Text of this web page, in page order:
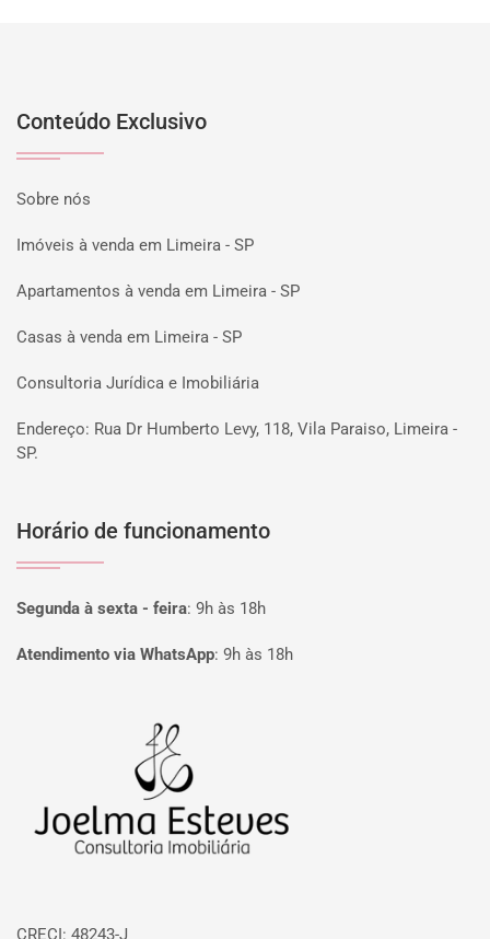
Conteúdo Exclusivo
Sobre nós
Imóveis à venda em Limeira - SP
Apartamentos à venda em Limeira - SP
Casas à venda em Limeira - SP
Consultoria Jurídica e Imobiliária
Endereço: Rua Dr Humberto Levy, 118, Vila Paraiso, Limeira -
SP.
Horário de funcionamento
Segunda à sexta - feira: 9h às 18h
Atendimento via WhatsApp: 9h às 18h
CRECI: 48243-J